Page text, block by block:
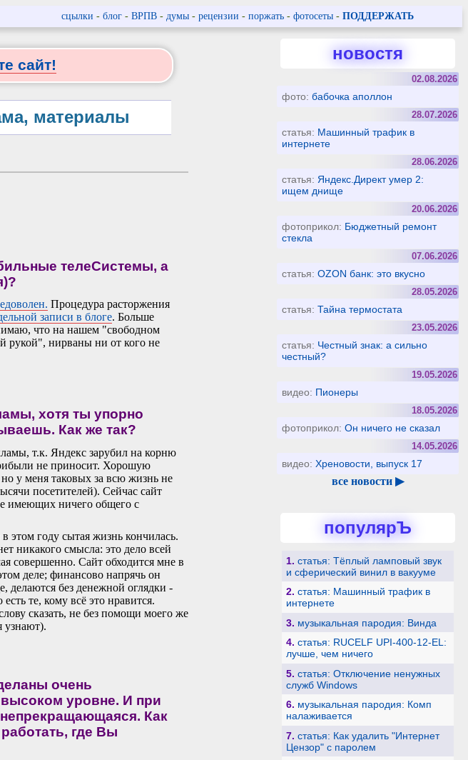
сцылки - блог- ВРПВ- думы- рецензии - поржать- фотосеты - ПОДДЕРЖАТЬ
сайт!
материалы
телеСистемы, а
Процедура расторжения
записи в блоге. Больше
что на нашем "свободном
рукой", нирваны ни от кого не
хотя ты упорно
Как же так?
т.к. Яндекс зарубил на корню
не приносит. Хорошую
у меня таковых за всю жизнь не
посетителей). Сейчас сайт
имеющих ничего общего с
этом году сытая жизнь кончилась.
никакого смысла: это дело всей
совершенно. Сайт обходится мне в
деле; финансово напрячь он
делаются без денежной оглядки -
те, кому всё это нравится.
сказать, не без помощи моего же
узнают).
очень
высоком уровне. И при
Как
где Вы
новостя
02.08.2026
фото:бабочка аполлон
28.07.2026
статья: Машинный трафик в
интернете
28.06.2026
статья: Яндекс.Директ умер 2:
ищем днище
20.06.2026
фотоприкол: Бюджетный ремонт
стекла
07.06.2026
статья:OZON банк: это вкусно
28.05.2026
статья:Тайна термостата
23.05.2026
статья: Честный знак: а сильно
честный?
19.05.2026
видео: Пионеры
18.05.2026
фотоприкол:Он ничего не сказал
14.05.2026
видео:Хреновости, выпуск 17
все новости ▶
популярЪ
1. статья: Тёплый ламповый звук
и сферический винил в вакууме
2. статья: Машинный трафик в
интернете
3. музыкальная пародия: Винда
4. статья: RUCELF UPI-400-12-EL:
лучше, чем ничего
5. статья: Отключение ненужных
служб Windows
6. музыкальная пародия: Комп
налаживается
7. статья: Как удалить "Интернет
Цензор" с паролем